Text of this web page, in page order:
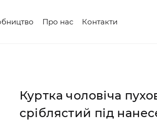
Про нас Контакти
Куртка чоловіча
сріблястий під